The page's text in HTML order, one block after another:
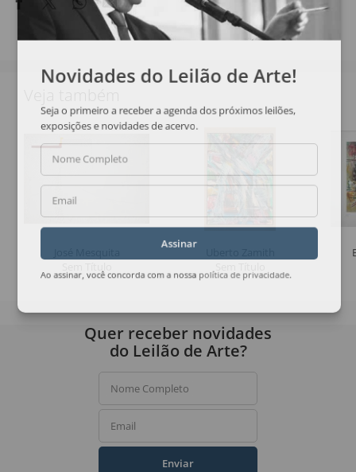
Novidades do Leilão de Arte!
Seja o primeiro a receber a agenda dos próximos leilões,
exposições e novidades de acervo.
Nome Completo
Email
Assinar
Ao assinar, você concorda com a nossa política de privacidade
Quer receber novidades
do Leilão de Arte?
Nome Completo
Email
Enviar